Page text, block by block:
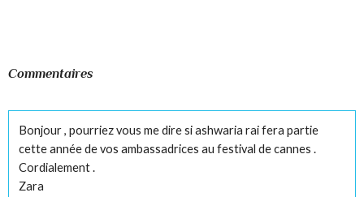
Commentaires
Bonjour , pourriez vous me dire si ashwaria rai fera partie
cette année de vos ambassadrices au festival de cannes .
Cordialement .
Zara